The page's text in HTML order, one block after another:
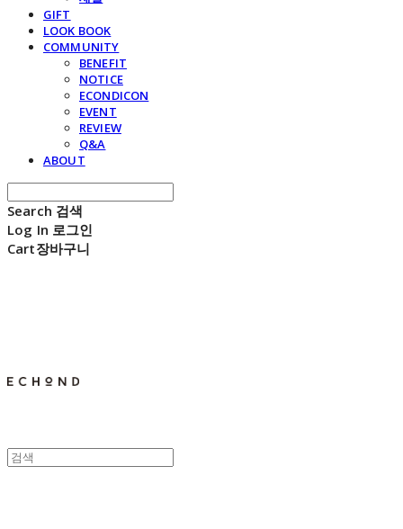
GIFT
LOOK BOOK
COMMUNITY
BENEFIT
NOTICE
ECONDICON
EVENT
REVIEW
Q&A
ABOUT
Search 검색
Log In 로그인
Cart장바구니